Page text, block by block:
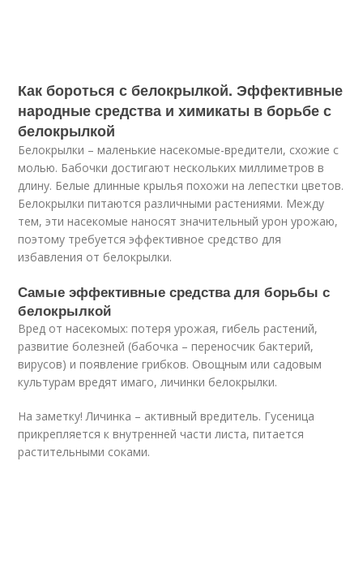
Как бороться с белокрылкой. Эффективные
народные средства и химикаты в борьбе с
белокрылкой
Белокрылки – маленькие насекомые-вредители, схожие с
молью. Бабочки достигают нескольких миллиметров в
длину. Белые длинные крылья похожи на лепестки цветов.
Белокрылки питаются различными растениями. Между
тем, эти насекомые наносят значительный урон урожаю,
поэтому требуется эффективное средство для
избавления от белокрылки.
Самые эффективные средства для борьбы с
белокрылкой
Вред от насекомых: потеря урожая, гибель растений,
развитие болезней (бабочка – переносчик бактерий,
вирусов) и появление грибков. Овощным или садовым
культурам вредят имаго, личинки белокрылки.
На заметку! Личинка – активный вредитель. Гусеница
прикрепляется к внутренней части листа, питается
растительными соками.